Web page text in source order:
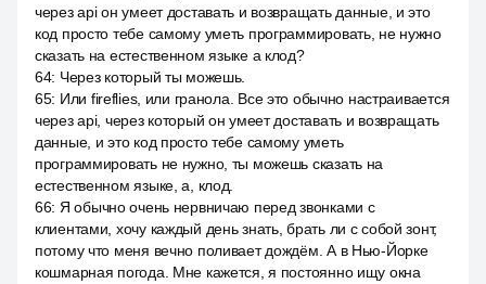
через api он умеет доставать и возвращать данные, и это
код просто тебе самому уметь программировать, не нужно
сказать на естественном языке a клод?
64: Через который ты можешь.
65: Или fireflies, или гранола. Все это обычно настраивается
через api, через который он умеет доставать и возвращать
данные, и это код просто тебе самому уметь
программировать не нужно, ты можешь сказать на
естественном языке, a, клод.
66: Я обычно очень нервничаю перед звонками с
клиентами, хочу каждый день знать, брать ли с собой зонт,
потому что меня вечно поливает дождём. А в Нью-Йорке
кошмарная погода. Мне кажется, я постоянно ищу окна